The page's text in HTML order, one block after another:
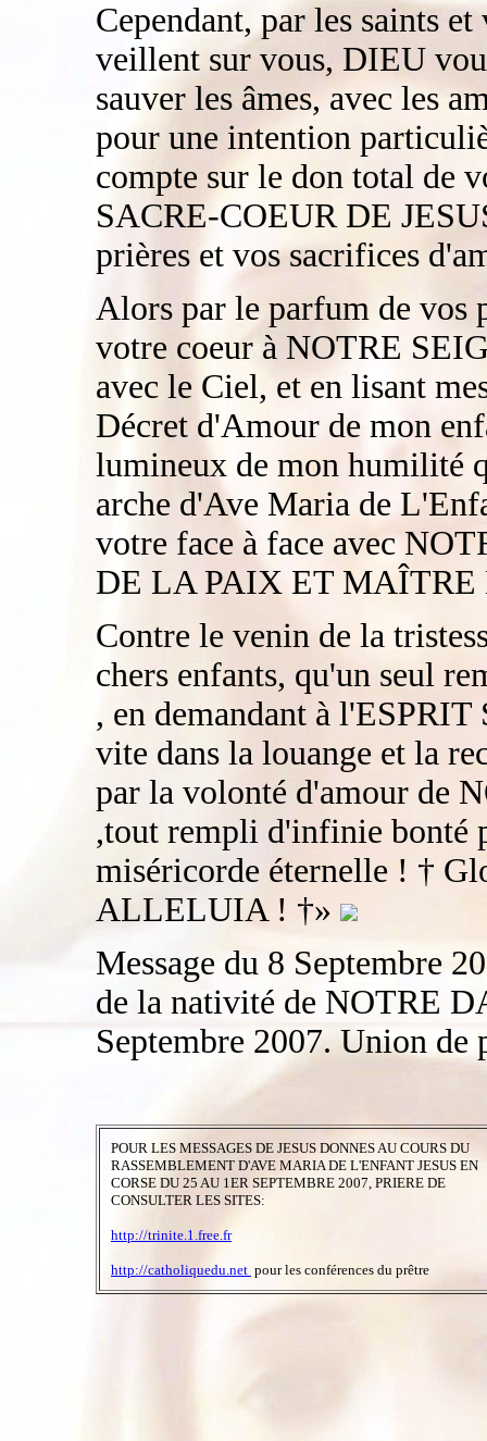
Cependant, par les saints
veillent sur vous, DIEU
sauver les âmes, avec les
pour une intention
compte sur le don total de
SACRE-COEUR DE
prières et vos sacrifices
Alors par le parfum de vos
votre coeur à NOTRE
avec le Ciel, et en lisant
Décret d'Amour de mon
lumineux de mon humilité
arche d'Ave Maria de
votre face à face avec
DE LA PAIX ET MAÎTRE
Contre le venin de la
chers enfants, qu'un seul
, en demandant à
vite dans la louange et la
par la volonté d'amour de
,tout rempli d'infinie bonté
miséricorde éternelle ! †
ALLELUIA ! †»
Message du 8 Septembre
de la nativité de NOTRE
Septembre 2007. Union
POUR LES MESSAGES DE JESUS DONNES AU COURS DU
RASSEMBLEMENT D'AVE MARIA DE L'ENFANT JESUS EN
CORSE DU 25 AU 1ER SEPTEMBRE 2007, PRIERE DE
CONSULTER LES SITES:
http://trinite.1.free.fr
http://catholiquedu.net pour les conférences du prêtre